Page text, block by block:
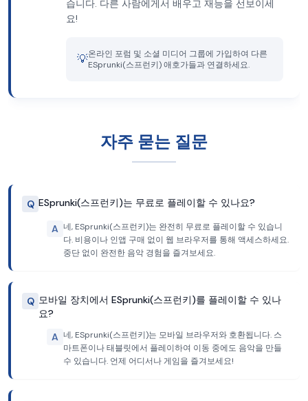
습니다. 다른 사람에게서 배우고 재능을 선보이세
요!
💡온라인 포럼 및 소셜 미디어 그룹에 가입하여 다른
ESprunki(스프런키) 애호가들과 연결하세요.
자주 묻는 질문
Q ESprunki(스프런키)는 무료로 플레이할 수 있나요?
A 네, ESprunki(스프런키)는 완전히 무료로 플레이할 수 있습니
다. 비용이나 인앱 구매 없이 웹 브라우저를 통해 액세스하세요.
중단 없이 완전한 음악 경험을 즐겨보세요.
Q 모바일 장치에서 ESprunki(스프런키)를 플레이할 수 있나
요?
A 네, ESprunki(스프런키)는 모바일 브라우저와 호환됩니다. 스
마트폰이나 태블릿에서 플레이하여 이동 중에도 음악을 만들
수 있습니다. 언제 어디서나 게임을 즐겨보세요!